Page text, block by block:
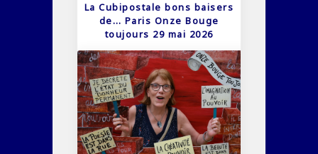
La Cubipostale bons baisers
de… Paris Onze Bouge
toujours 29 mai 2026